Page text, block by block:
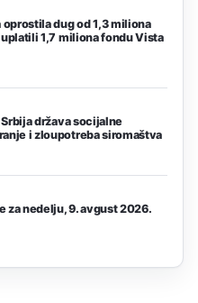
dug od 1,3 miliona
uplatili 1,7 miliona fondu Vista
država socijalne
i zloupotreba siromaštva
za nedelju, 9. avgust 2026.